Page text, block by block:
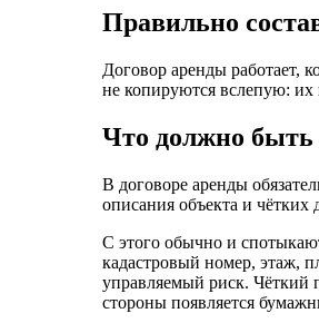
Правильно
Договор аренды работает,
не копируются вслепую: их
Что должно быть
В договоре аренды
описания объекта и
С этого обычно и
кадастровый номер, этаж,
управляемый риск. Чёткий
стороны появляется